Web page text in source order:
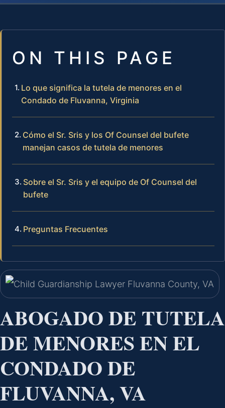
ON THIS PAGE
Lo que significa la tutela de menores en el
Condado de Fluvanna, Virginia
Cómo el Sr. Sris y los Of Counsel del bufete
manejan casos de tutela de menores
Sobre el Sr. Sris y el equipo de Of Counsel del
bufete
Preguntas Frecuentes
ABOGADO DE TUTELA
DE MENORES EN EL
CONDADO DE
FLUVANNA, VA